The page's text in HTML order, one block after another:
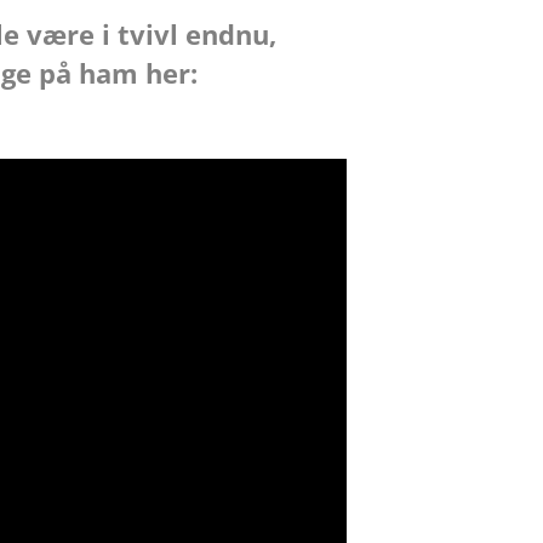
være i tvivl endnu,
på ham her: